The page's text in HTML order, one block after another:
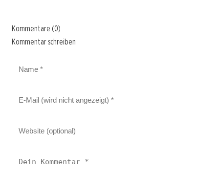
Kommentare (0)
Kommentar schreiben